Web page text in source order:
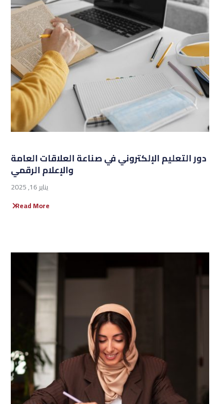
دور التعليم الإلكتروني في صناعة العلاقات العامة
والإعلام الرقمي
يناير 16, 2025
Read More